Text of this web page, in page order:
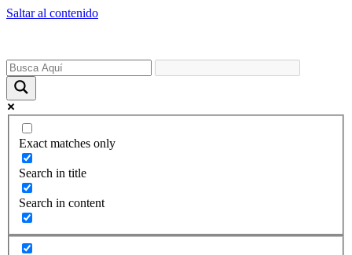
Saltar al contenido
Exact matches only
Search in title
Search in content